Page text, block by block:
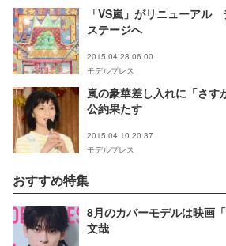
「VS嵐」がリニューアル
ステージへ
2015.04.28 06:00
モデルプレス
嵐の豪華差し入れに「さす
公約果たす
2015.04.10 20:37
モデルプレス
おすすめ特集
8月のカバーモデルは映画
文哉